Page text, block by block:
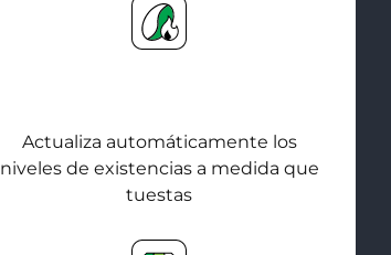
Actualiza automáticamente los
niveles de existencias a medida que
tuestas